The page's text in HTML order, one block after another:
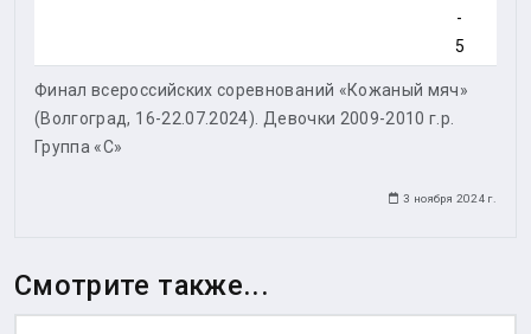
Финал всероссийских соревнований «Кожаный мяч»
(Волгоград, 16-22.07.2024). Девочки 2009-2010 г.р.
Группа «С»
-
5
3 ноября 2024 г.
Смотрите также...